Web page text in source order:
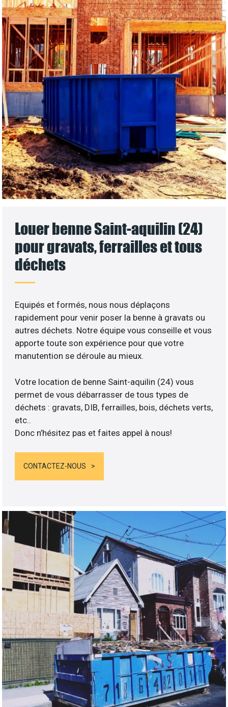
Louer benne Saint-aquilin (24)
pour gravats, ferrailles et tous
déchets
Equipés et formés, nous nous déplaçons
rapidement pour venir poser la benne à gravats ou
autres déchets. Notre équipe vous conseille et vous
apporte toute son expérience pour que votre
manutention se déroule au mieux.
Votre location de benne Saint-aquilin (24) vous
permet de vous débarrasser de tous types de
déchets : gravats, DIB, ferrailles, bois, déchets verts,
etc..
Donc n’hésitez pas et faites appel à nous!
CONTACTEZ-NOUS